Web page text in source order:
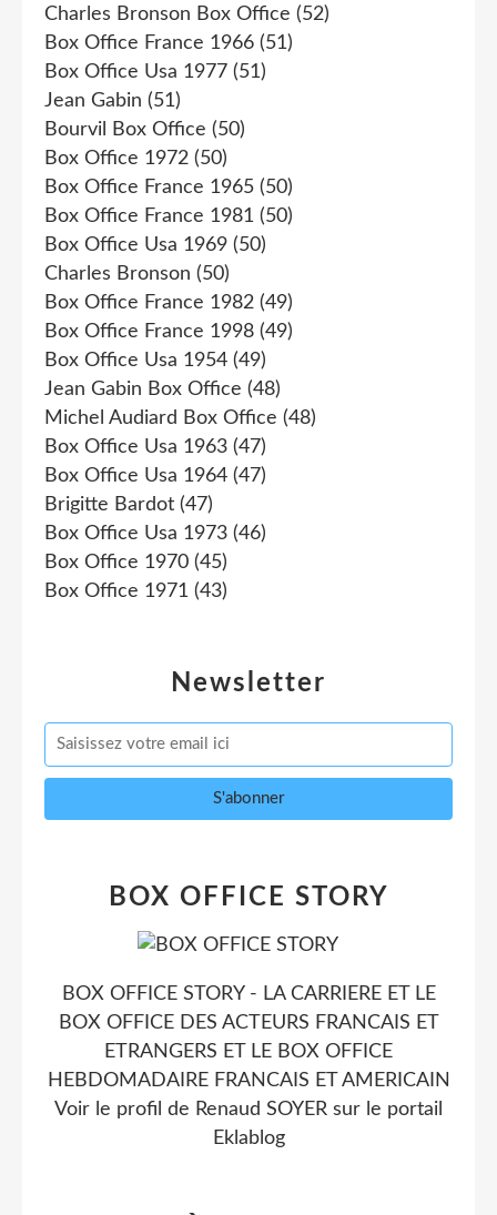
Newsletter
Charles Bronson Box Office (52)
Box Office France 1966 (51)
Box Office Usa 1977 (51)
Jean Gabin (51)
Bourvil Box Office (50)
Box Office 1972 (50)
Box Office France 1965 (50)
Box Office France 1981 (50)
Box Office Usa 1969 (50)
Charles Bronson (50)
Box Office France 1982 (49)
Box Office France 1998 (49)
Box Office Usa 1954 (49)
Jean Gabin Box Office (48)
Michel Audiard Box Office (48)
Box Office Usa 1963 (47)
Box Office Usa 1964 (47)
Brigitte Bardot (47)
Box Office Usa 1973 (46)
Box Office 1970 (45)
Box Office 1971 (43)
BOX OFFICE STORY
BOX OFFICE STORY - LA CARRIERE ET LE
BOX OFFICE DES ACTEURS FRANCAIS ET
ETRANGERS ET LE BOX OFFICE
HEBDOMADAIRE FRANCAIS ET AMERICAIN
Voir le profil de Renaud SOYER sur le portail
Eklablog